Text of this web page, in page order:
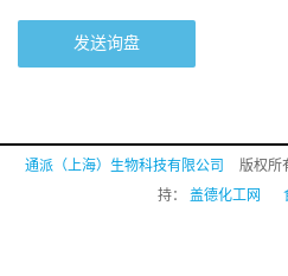
发送询盘
通派（上海）生物科技有限公司 版权所
持： 盖德化工网